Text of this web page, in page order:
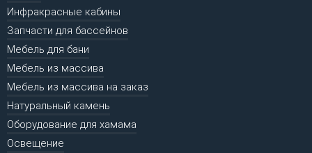
Инфракрасные кабины
Запчасти для бассейнов
Мебель для бани
Мебель из массива
Мебель из массива на заказ
Натуральный камень
Оборудование для хамама
Освещение